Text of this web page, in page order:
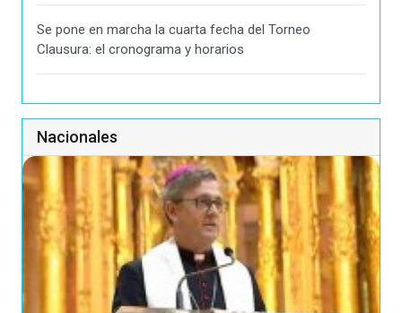
Se pone en marcha la cuarta fecha del Torneo
Clausura: el cronograma y horarios
Nacionales